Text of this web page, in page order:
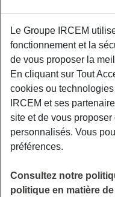
avant de signer.
intéressant pour vous
nouveau “minimum”
Comment
plancher de
Maintenant que vous
obligatoire, voyons
C’est moins sorcier qu’il
référence
Le Groupe IRCEM
fonctionnement et la
de vous proposer la
En cliquant sur Tout
cookies ou
IRCEM et ses
site et de vous
personnalisés. Vous
préférences.
Consultez notre
politique en matière